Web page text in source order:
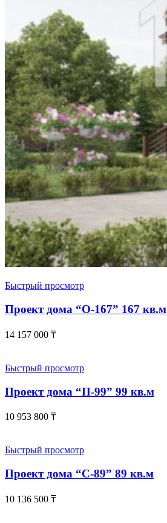
Быстрый просмотр
Проект дома “О-167” 167 кв.м
14 157 000 ₸
Быстрый просмотр
Проект дома “П-99” 99 кв.м
10 953 800 ₸
Быстрый просмотр
Проект дома “С-89” 89 кв.м
10 136 500 ₸